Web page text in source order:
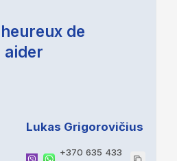
de
aider
Lukas Grigorovičius
+370 635 433